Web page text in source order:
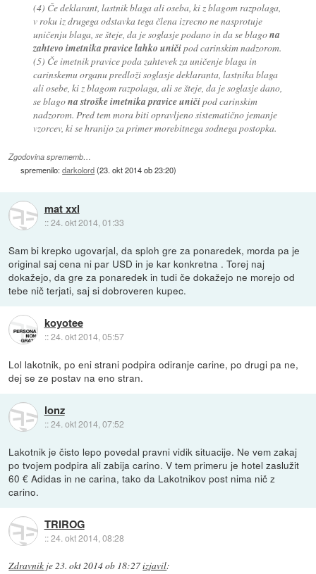
(4) Če deklarant, lastnik blaga ali oseba, ki z blagom razpolaga,
v roku iz drugega odstavka tega člena izrecno ne nasprotuje
uničenju blaga, se šteje, da je soglasje podano in da se blagona
zahtevo imetnika pravice lahko uničipod carinskim nadzorom.
(5) Če imetnik pravice poda zahtevek za uničenje blaga in
carinskemu organu predloži soglasje deklaranta, lastnika blaga
ali osebe, ki z blagom razpolaga, ali se šteje, da je soglasje dano,
se blagona stroške imetnika pravice uničipod carinskim
nadzorom. Pred tem mora biti opravljeno sistematično jemanje
vzorcev, ki se hranijo za primer morebitnega sodnega postopka.
Zgodovina sprememb…
spremenilo:darkolord(23. okt 2014 ob 23:20)
mat xxl
::24. okt 2014, 01:33
Sam bi krepko ugovarjal, da sploh gre za ponaredek, morda pa je
original saj cena ni par USD in je kar konkretna . Torej naj
dokažejo, da gre za ponaredek in tudi če dokažejo ne morejo od
tebe nič terjati, saj si dobroveren kupec.
koyotee
::24. okt 2014, 05:57
Lol lakotnik, po eni strani podpira odiranje carine, po drugi pa ne,
dej se ze postav na eno stran.
lonz
::24. okt 2014, 07:52
Lakotnik je čisto lepo povedal pravni vidik situacije. Ne vem zakaj
po tvojem podpira ali zabija carino. V tem primeru je hotel zaslužit
60 € Adidas in ne carina, tako da Lakotnikov post nima nič z
carino.
TRIROG
::24. okt 2014, 08:28
Zdravnik je23. okt 2014 ob 18:27izjavil: